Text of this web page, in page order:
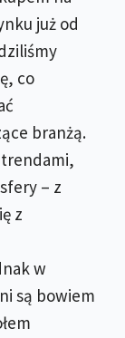
już od
co
branżą.
– z
z
w
są bowiem